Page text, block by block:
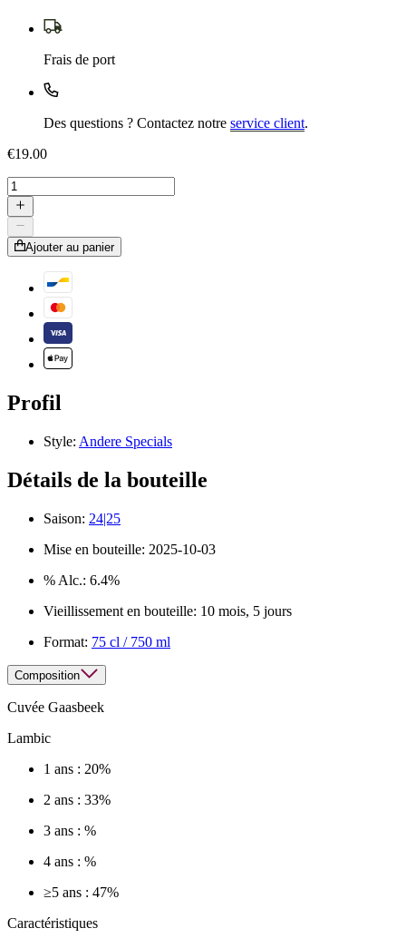
Frais de port
Des questions ? Contactez notre service client.
€19.00
Ajouter au panier
Profil
Style: Andere Specials
Détails de la bouteille
Saison: 24|25
Mise en bouteille: 2025-10-03
% Alc.: 6.4%
Vieillissement en bouteille: 10 mois, 5 jours
Format: 75 cl / 750 ml
Composition
Cuvée Gaasbeek
Lambic
1 ans : 20%
2 ans : 33%
3 ans : %
4 ans : %
≥5 ans : 47%
Caractéristiques